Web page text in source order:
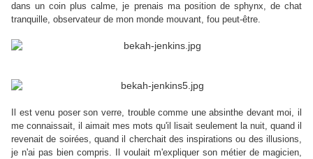
dans un coin plus calme, je prenais ma position de sphynx, de chat
tranquille, observateur de mon monde mouvant, fou peut-être.
Il est venu poser son verre, trouble comme une absinthe devant moi, il
me connaissait, il aimait mes mots qu'il lisait seulement la nuit, quand il
revenait de soirées, quand il cherchait des inspirations ou des illusions,
je n'ai pas bien compris. Il voulait m'expliquer son métier de magicien,